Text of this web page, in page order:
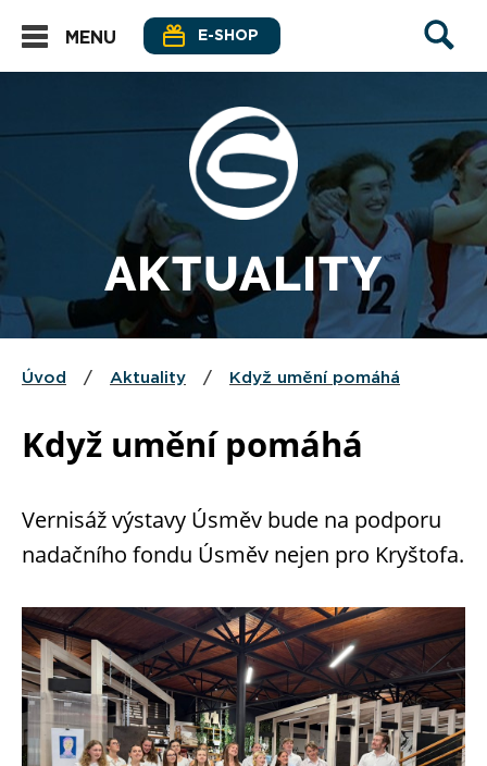
MENU E-SHOP
AKTUALITY
Úvod / Aktuality / Když umění pomáhá
Když umění pomáhá
Vernisáž výstavy Úsměv bude na podporu
nadačního fondu Úsměv nejen pro Kryštofa.